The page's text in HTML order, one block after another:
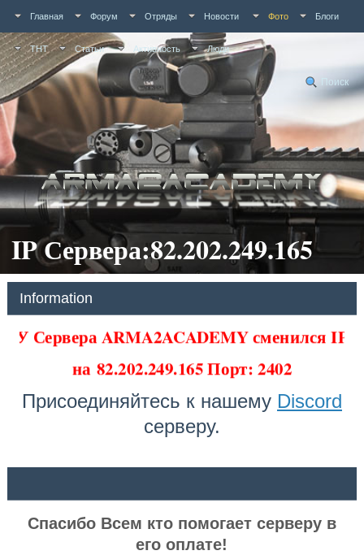
Главная Форум Отряды Новости Фото Блоги
ТНТ Статьи Активность Люди
Поиск
IP Сервера:82.202.249.165
Information
У Сервера ARMA2ACADEMY сменился IP
на82.202.249.165 Порт: 2402
Присоединяйтесь к нашему Discord
серверу.
Спасибо Всем кто помогает серверу в
его оплате!